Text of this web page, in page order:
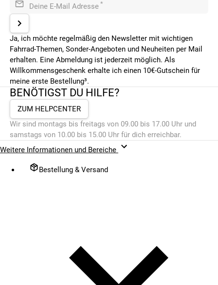
Deine E-Mail Adresse *
Ja, ich möchte regelmäßig den Newsletter mit wichtigen
Fahrrad-Themen, Sonder-Angeboten und Neuheiten per Mail
erhalten. Eine Abmeldung ist jederzeit möglich. Als
Willkommensgeschenk erhalte ich einen 10€-Gutschein für
meine erste Bestellung³.
BENÖTIGST DU HILFE?
ZUM HELPCENTER
Wir sind montags bis freitags von 09.00 bis 17.00 Uhr und
samstags von 10.00 bis 15.00 Uhr für dich erreichbar.
Weitere Informationen und Bereiche
Bestellung & Versand